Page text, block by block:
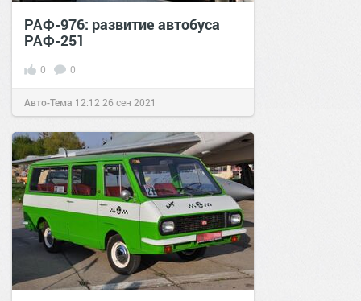
РАФ-976: развитие автобуса
РАФ-251
0 0
Авто-Тема 12:12 26 сен 2021